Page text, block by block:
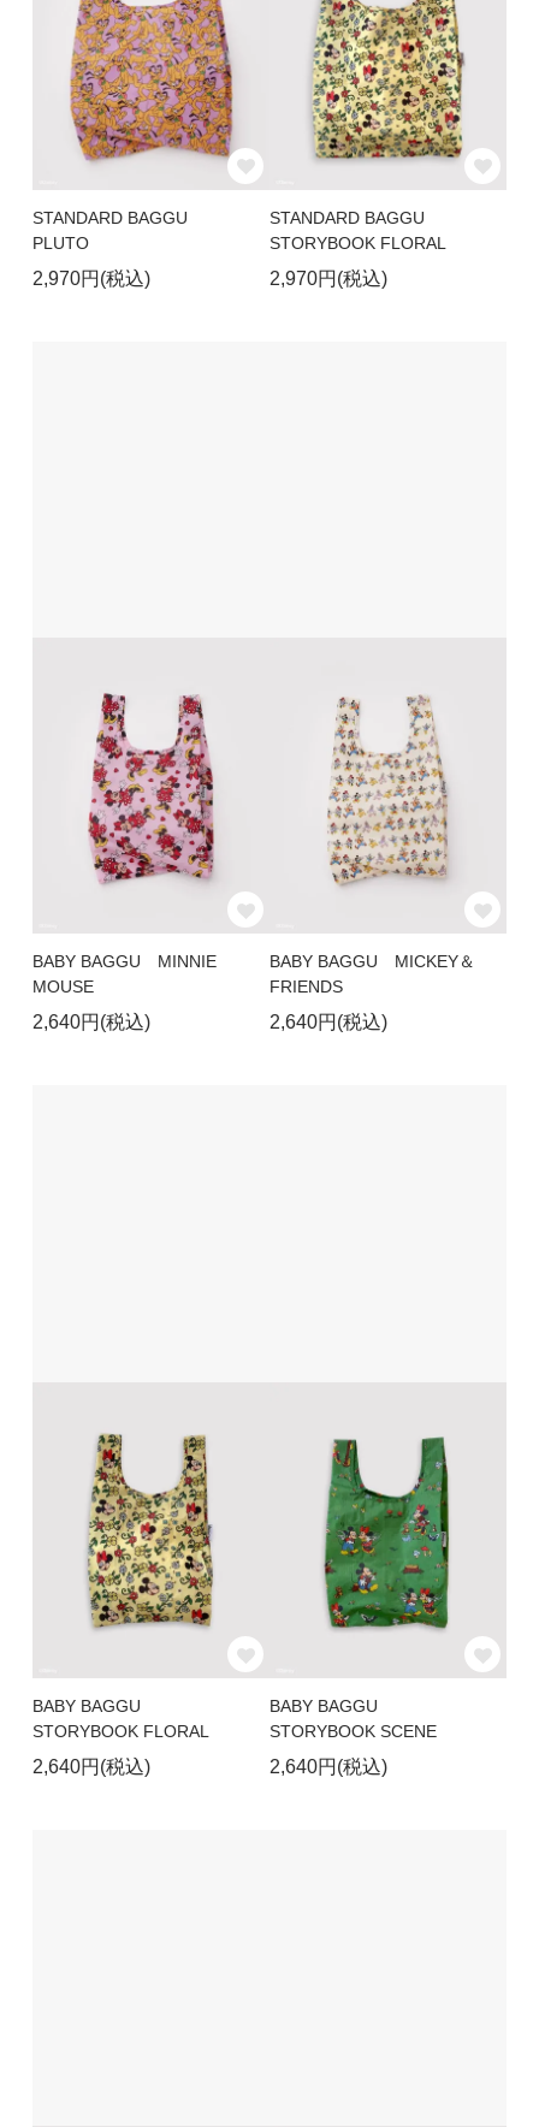
STANDARD BAGGU
PLUTO
2,970円(税込)
STANDARD BAGGU
STORYBOOK FLORAL
2,970円(税込)
BABY BAGGU MINNIE
MOUSE
2,640円(税込)
BABY BAGGU MICKEY＆
FRIENDS
2,640円(税込)
BABY BAGGU
STORYBOOK FLORAL
2,640円(税込)
BABY BAGGU
STORYBOOK SCENE
2,640円(税込)